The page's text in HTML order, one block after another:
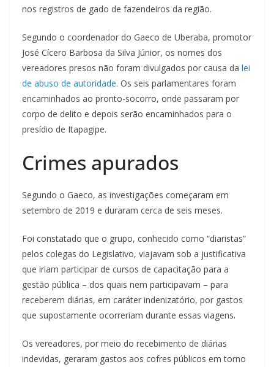
nos registros de gado de fazendeiros da região.
Segundo o coordenador do Gaeco de Uberaba, promotor
José Cícero Barbosa da Silva Júnior, os nomes dos
vereadores presos não foram divulgados por causa da lei
de abuso de autoridade. Os seis parlamentares foram
encaminhados ao pronto-socorro, onde passaram por
corpo de delito e depois serão encaminhados para o
presídio de Itapagipe.
Crimes apurados
Segundo o Gaeco, as investigações começaram em
setembro de 2019 e duraram cerca de seis meses.
Foi constatado que o grupo, conhecido como “diaristas”
pelos colegas do Legislativo, viajavam sob a justificativa
que iriam participar de cursos de capacitação para a
gestão pública – dos quais nem participavam – para
receberem diárias, em caráter indenizatório, por gastos
que supostamente ocorreriam durante essas viagens.
Os vereadores, por meio do recebimento de diárias
indevidas, geraram gastos aos cofres públicos em torno